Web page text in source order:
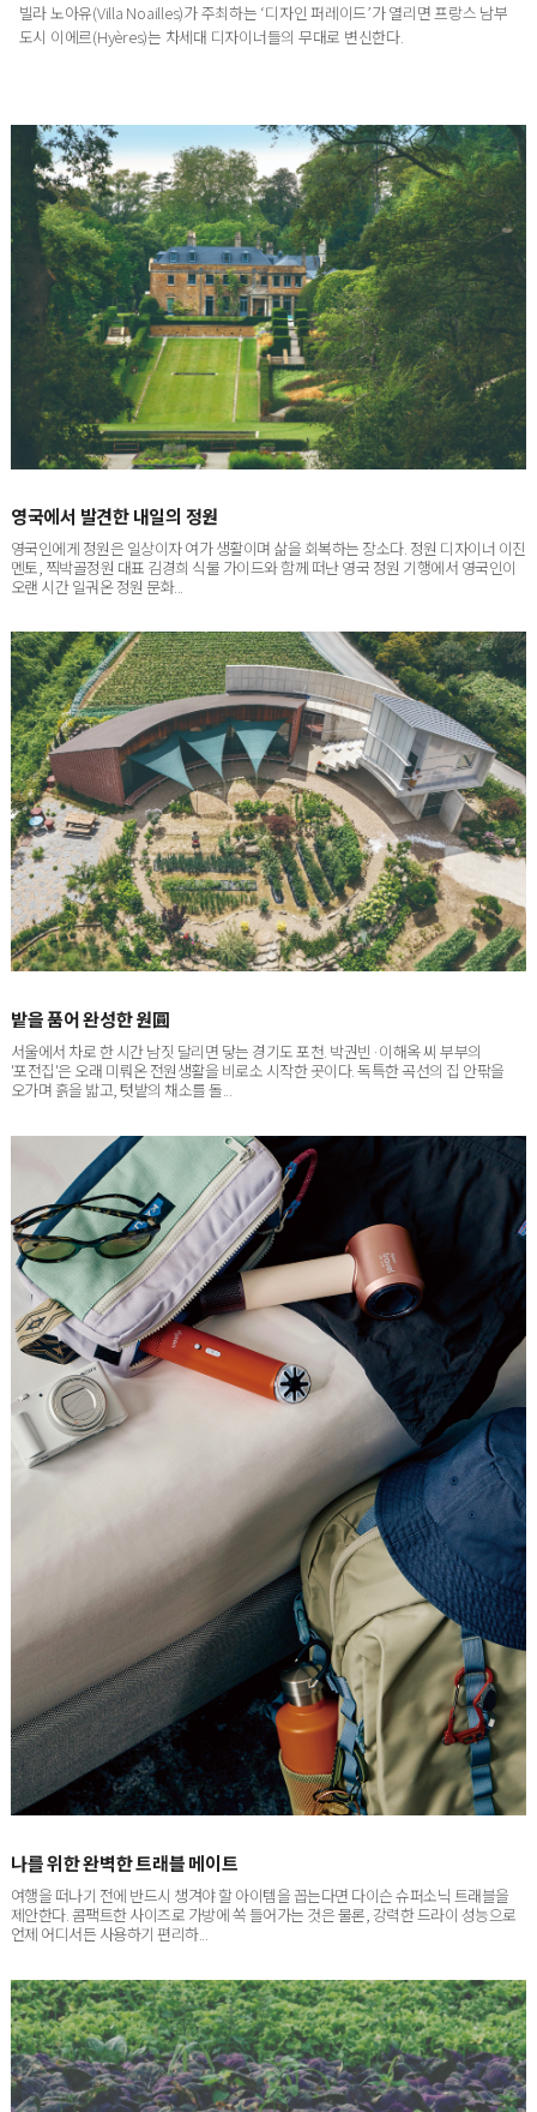
도시 이에르(Hyères)는 차세대 디자이너들의 무대로 변신한다.
영국인에게 정원은 일상이자 여가 생활이며 삶을 회복하는 장소다. 정원 디자이너 이진
멘토, 찍박골정원 대표 김경희 식물 가이드와 함께 떠난 영국 정원 기행에서 영국인이
오랜 시간 일궈온 정원 문화...
서울에서 차로 한 시간 남짓 달리면 닿는 경기도 포천. 박권빈·이해옥 씨 부부의
'포전집'은 오래 미뤄온 전원생활을 비로소 시작한 곳이다. 독특한 곡선의 집 안팎을
오가며 흙을 밟고, 텃밭의 채소를 돌...
여행을 떠나기 전에 반드시 챙겨야 할 아이템을 꼽는다면 다이슨 슈퍼소닉 트래블을
제안한다. 콤팩트한 사이즈로 가방에 쏙 들어가는 것은 물론, 강력한 드라이 성능으로
언제 어디서든 사용하기 편리하...